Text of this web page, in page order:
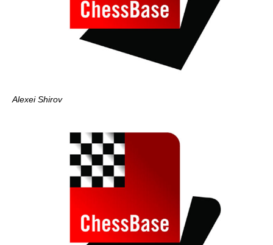
Alexei Shirov